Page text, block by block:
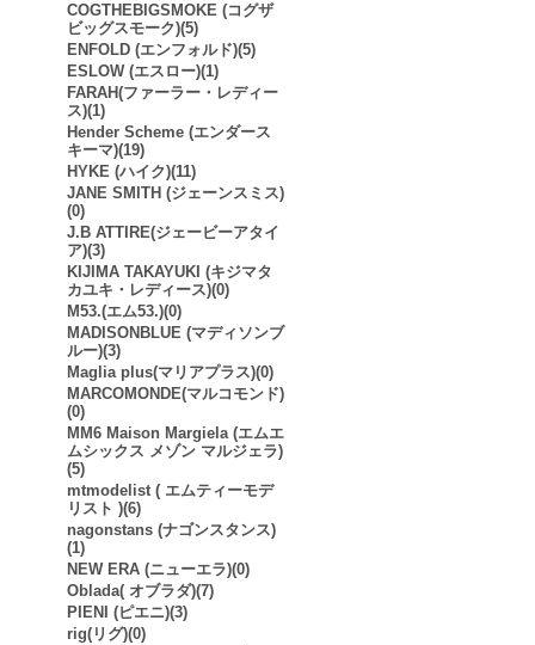
COGTHEBIGSMOKE (コグザ
ビッグスモーク)(5)
ENFOLD (エンフォルド)(5)
ESLOW (エスロー)(1)
FARAH(ファーラー・レディー
ス)(1)
Hender Scheme (エンダース
キーマ)(19)
HYKE (ハイク)(11)
JANE SMITH (ジェーンスミス)
(0)
J.B ATTIRE(ジェービーアタイ
ア)(3)
KIJIMA TAKAYUKI (キジマタ
カユキ・レディース)(0)
M53.(エム53.)(0)
MADISONBLUE (マディソンブ
ルー)(3)
Maglia plus(マリアプラス)(0)
MARCOMONDE(マルコモンド)
(0)
MM6 Maison Margiela (エムエ
ムシックス メゾン マルジェラ)
(5)
mtmodelist ( エムティーモデ
リスト )(6)
nagonstans (ナゴンスタンス)
(1)
NEW ERA (ニューエラ)(0)
Oblada( オブラダ)(7)
PIENI (ピエニ)(3)
rig(リグ)(0)